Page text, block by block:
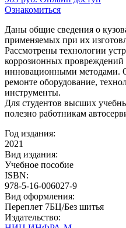
Ознакомиться
Даны общие сведения о
применяемых при их
Рассмотрены технологии
коррозионных
инновационными методами.
ремонте оборудование,
инструменты.
Для студентов высших
полезно работникам
Год издания:
2021
Вид издания:
Учебное пособие
ISBN:
978-5-16-006027-9
Вид оформления:
Переплет 7БЦ/Без шитья
Издательство: